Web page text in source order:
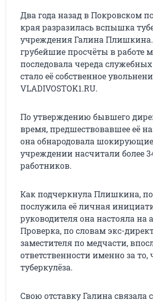
Два года назад в Покровском
края разразилась вспышка
учреждения Галина
грубейшие просчёты в работе
последовала череда
стало её собственное
VLADIVOSTOK1.RU.
По утверждению бывшего
время, предшествовавшее её
она обнародовала
учреждении насчитали более
работников.
Как подчеркнула Плишкина,
послужила её личная
руководителя она настояла на
Проверка, по словам экс-
заместителя по медчасти,
ответственности именно за
туберкулёза.
Свою отставку Галина